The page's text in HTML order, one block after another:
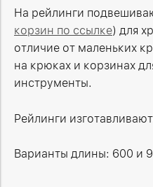
На рейлинги
корзин по ссылке) для
отличие от маленьких
на крюках и корзинах
инструменты.
Рейлинги
Варианты длины: 600 и